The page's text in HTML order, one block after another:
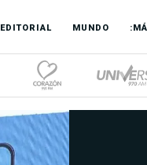
EDITORIAL MUNDO